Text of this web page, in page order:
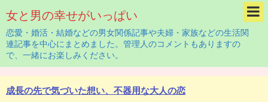
女と男の幸せがいっぱい
恋愛・婚活・結婚などの男女関係記事や夫婦・家族などの生活関
連記事を中心にまとめました。管理人のコメントもありますの
で、一緒にお楽しみください。
成長の先で気づいた想い、不器用な大人の恋